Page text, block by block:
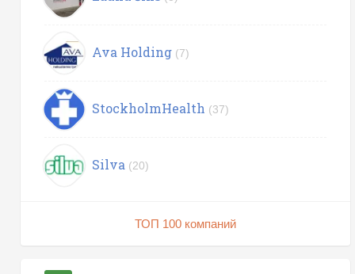
Ava Holding (7)
StockholmHealth (37)
Silva (20)
ТОП 100 компаний